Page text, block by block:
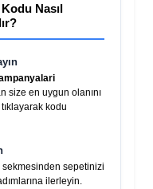
Nasıl
size en uygun olanını
kodu
sekmesinden sepetinizi
ilerleyin.